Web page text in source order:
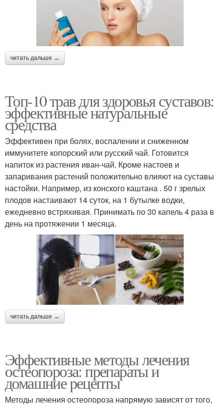
читать дальше →
Топ-10 трав для здоровья суставов:
эффективные натуральные
средства
Эффективен при болях, воспалении и сниженном
иммунитете копорский или русский чай. Готовится
напиток из растения иван-чай. Кроме настоев и
запаривания растений положительно влияют на суставы
настойки. Например, из конского каштана . 50 г зрелых
плодов настаивают 14 суток, на 1 бутылке водки,
ежедневно встряхивая. Принимать по 30 капель 4 раза в
день на протяжении 1 месяца.
читать дальше →
Эффективные методы лечения
остеопороза: препараты и
домашние рецепты
Методы лечения остеопороза напрямую зависят от того,